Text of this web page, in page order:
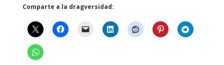
Comparte a la dragversidad: